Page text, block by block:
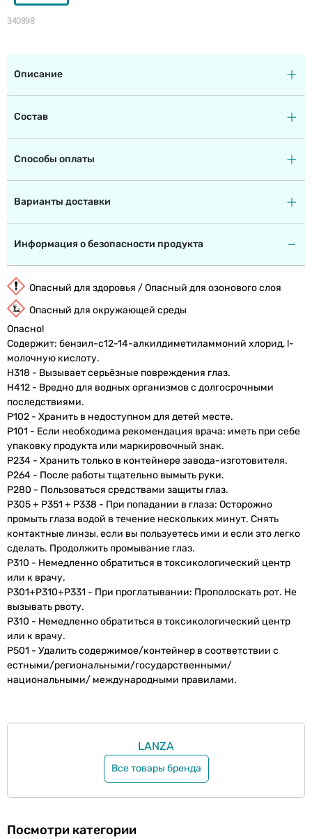
340898
Описание
Состав
Способы оплаты
Варианты доставки
Информация о безопасности продукта
Опасный для здоровья / Опасный для озонового слоя
Опасный для окружающей среды
Опасно!
Содержит: бензил-c12-14-алкилдиметиламмоний хлорид, l-
молочную кислоту.
H318 - Вызывает серьёзные повреждения глаз.
H412 - Вредно для водных организмов с долгосрочными
последствиями.
P102 - Хранить в недоступном для детей месте.
P101 - Если необходима рекомендация врача: иметь при себе
упаковку продукта или маркировочный знак.
P234 - Хранить только в контейнере завода-изготовителя.
P264 - После работы тщательно вымыть руки.
P280 - Пользоваться средствами защиты глаз.
P305 + P351 + P338 - При попадании в глаза: Осторожно
промыть глаза водой в течение нескольких минут. Снять
контактные линзы, если вы пользуетесь ими и если это легко
сделать. Продолжить промывание глаз.
P310 - Немедленно обратиться в токсикологический центр
или к врачу.
P301+P310+P331 - При проглатывании: Прополоскать рот. Не
вызывать рвоту.
P310 - Немедленно обратиться в токсикологический центр
или к врачу.
P501 - Удалить содержимое/контейнер в соответствии с
естными/региональными/государственными/
национальными/ международными правилами.
LANZA
Все товары бренда
Посмотри категории